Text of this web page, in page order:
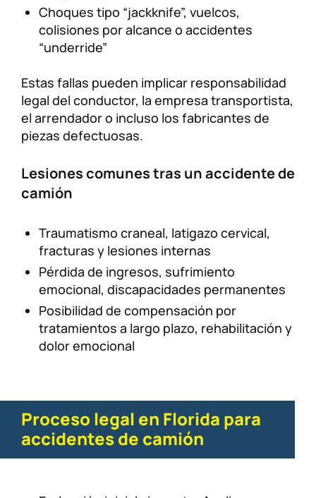
Choques tipo “jackknife”, vuelcos,
colisiones por alcance o accidentes
“underride”
Estas fallas pueden implicar responsabilidad
legal del conductor, la empresa transportista,
el arrendador o incluso los fabricantes de
piezas defectuosas.
Lesiones comunes tras un accidente de
camión
Traumatismo craneal, latigazo cervical,
fracturas y lesiones internas
Pérdida de ingresos, sufrimiento
emocional, discapacidades permanentes
Posibilidad de compensación por
tratamientos a largo plazo, rehabilitación y
dolor emocional
Proceso legal en Florida para
accidentes de camión